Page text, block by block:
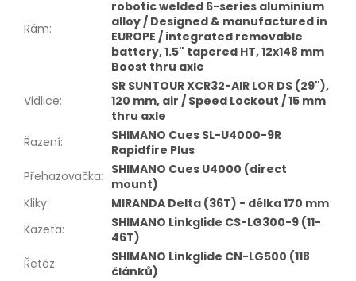
Rám:
robotic welded 6-series aluminium
alloy / Designed & manufactured in
EUROPE / integrated removable
battery, 1.5" tapered HT, 12x148 mm
Boost thru axle
Vidlice:
SR SUNTOUR XCR32-AIR LOR DS (29"),
120 mm, air / Speed Lockout / 15 mm
thru axle
Řazení:
SHIMANO Cues SL-U4000-9R
Rapidfire Plus
Přehazovačka: SHIMANO Cues U4000 (direct
mount)
Kliky:
MIRANDA Delta (36T) - délka 170 mm
Kazeta:
SHIMANO Linkglide CS-LG300-9 (11-
46T)
Řetěz:
SHIMANO Linkglide CN-LG500 (118
článků)